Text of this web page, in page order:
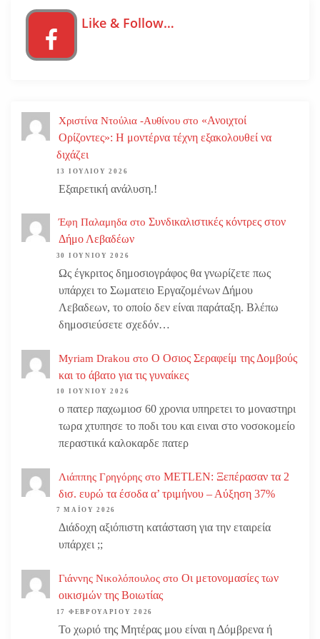
Like & Follow…
Χριστίνα Ντούλια -Αυθίνου στο «Ανοιχτοί
Ορίζοντες»: Η μοντέρνα τέχνη εξακολουθεί να
διχάζει
13 ΙΟΥΛΊΟΥ 2026
Εξαιρετική ανάλυση.!
Έφη Παλαμηδα στο Συνδικαλιστικές κόντρες στον
Δήμο Λεβαδέων
30 ΙΟΥΝΊΟΥ 2026
Ως έγκριτος δημοσιογράφος θα γνωρίζετε πως
υπάρχει το Σωματειο Εργαζομένων Δήμου
Λεβαδεων, το οποίο δεν είναι παράταξη. Βλέπω
δημοσιεύσετε σχεδόν…
Myriam Drakou στο Ο Οσιος Σεραφείμ της Δομβούς
και το άβατο για τις γυναίκες
10 ΙΟΥΝΊΟΥ 2026
ο πατερ παχωμιοσ 60 χρονια υπηρετει το μοναστηρι
τωρα χτυπησε το ποδι του και ειναι στο νοσοκομείο
περαστικά καλοκαρδε πατερ
Λιάππης Γρηγόρης στο METLEN: Ξεπέρασαν τα 2
δισ. ευρώ τα έσοδα α’ τριμήνου – Αύξηση 37%
7 ΜΑΪ́ΟΥ 2026
Διάδοχη αξιόπιστη κατάσταση για την εταιρεία
υπάρχει ;;
Γιάννης Νικολόπουλος στο Οι μετονομασίες των
οικισμών της Βοιωτίας
17 ΦΕΒΡΟΥΑΡΊΟΥ 2026
Το χωριό της Μητέρας μου είναι η Δόμβρενα ή